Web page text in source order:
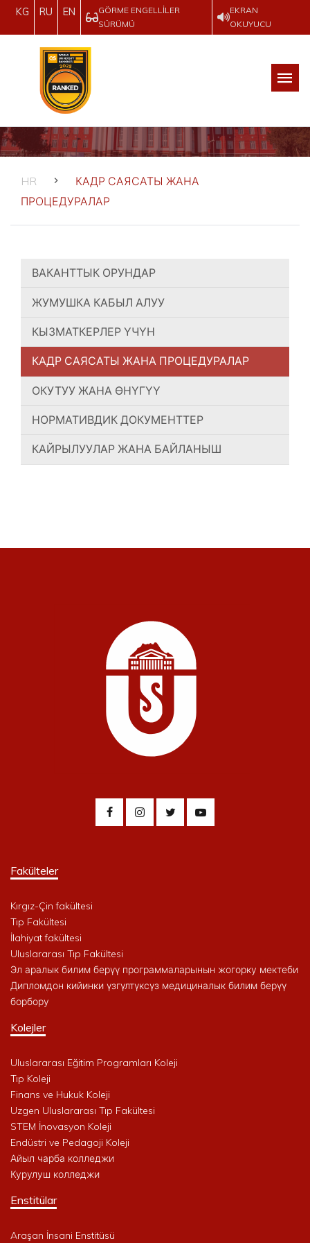
KG RU EN
GÖRME ENGELLILER
SÜRÜMÜ
EKRAN
OKUYUCU
HR
КАДР САЯСАТЫ ЖАНА
ПРОЦЕДУРАЛАР
ВАКАНТТЫК ОРУНДАР
ЖУМУШКА КАБЫЛ АЛУУ
КЫЗМАТКЕРЛЕР ҮЧҮН
КАДР САЯСАТЫ ЖАНА ПРОЦЕДУРАЛАР
ОКУТУУ ЖАНА ӨНҮГҮҮ
НОРМАТИВДИК ДОКУМЕНТТЕР
КАЙРЫЛУУЛАР ЖАНА БАЙЛАНЫШ
Fakülteler
Kırgız-Çin fakültesi
Tıp Fakültesi
İlahiyat fakültesi
Uluslararası Tıp Fakültesi
Эл аралык билим берүү программаларынын жогорку мектеби
Дипломдон кийинки үзгүлтүксүз медициналык билим берүү
борбору
Kolejler
Uluslararası Eğitim Programları Koleji
Tıp Koleji
Finans ve Hukuk Koleji
Uzgen Uluslararası Tıp Fakültesi
STEM İnovasyon Koleji
Endüstri ve Pedagoji Koleji
Айыл чарба колледжи
Курулуш колледжи
Enstitülar
Araşan İnsani Enstitüsü